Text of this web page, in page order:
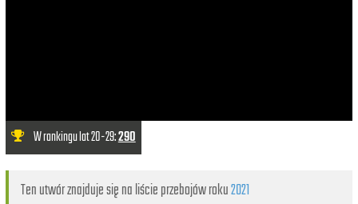
W rankingu lat 20-29:290
Ten utwór znajduje się na liście przebojów roku2021